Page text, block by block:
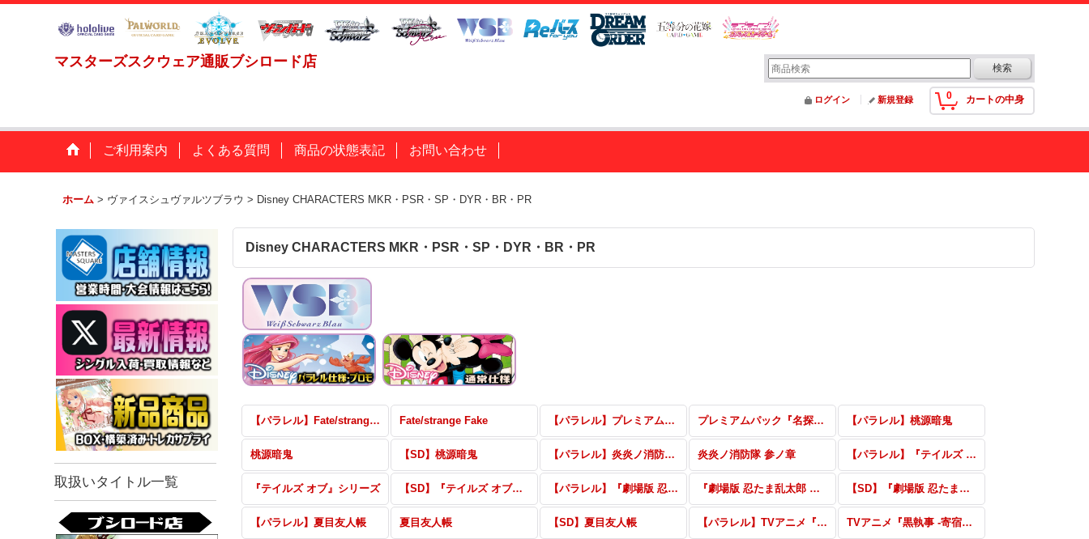
マスターズスクウェア通販ブシロード店
0 カートの中身
ログイン 新規登録
ご利用案内 よくある質問 商品の状態表記 お問い合わせ
ホーム > ヴァイスシュヴァルツブラウ > Disney CHARACTERS MKR・PSR・SP・DYR・BR・PR
取扱いタイトル一覧
Disney CHARACTERS MKR・PSR・SP・DYR・BR・PR
【パラレル】Fate/strange Fake Fate/strange Fake 【パラレル】プレミアムパック『名探偵コナン TVアニメ 30th Anniversary』 プレミアムパック『名探偵コナン TVアニメ 30th Anniversary』 【パラレル】桃源暗鬼
桃源暗鬼 【SD】桃源暗鬼 【パラレル】炎炎ノ消防隊 参ノ章 炎炎ノ消防隊 参ノ章 【パラレル】『テイルズ オブ』シリーズ
『テイルズ オブ』シリーズ 【SD】『テイルズ オブ』シリーズ 【パラレル】『劇場版 忍たま乱太郎 ドクタケ忍者隊最強の軍師』 『劇場版 忍たま乱太郎 ドクタケ忍者隊最強の軍師』 【SD】『劇場版 忍たま乱太郎 ドクタケ忍者隊最強の軍師』
【パラレル】夏目友人帳 夏目友人帳 【SD】夏目友人帳 【パラレル】TVアニメ『黒執事 -寄宿学校編-』 TVアニメ『黒執事 -寄宿学校編-』